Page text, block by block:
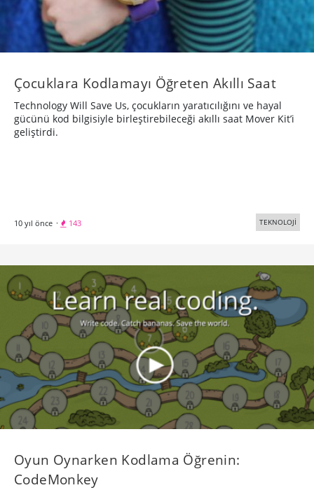
Çocuklara Kodlamayı Öğreten Akıllı Saat
Technology Will Save Us, çocukların yaratıcılığını ve hayal
gücünü kod bilgisiyle birleştirebileceği akıllı saat Mover Kit’i
geliştirdi.
10 yıl önce · 143 TEKNOLOJİ
Oyun Oynarken Kodlama Öğrenin:
CodeMonkey